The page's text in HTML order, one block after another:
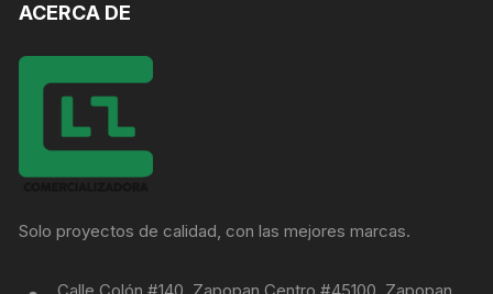
ACERCA DE
Solo proyectos de calidad, con las mejores marcas.